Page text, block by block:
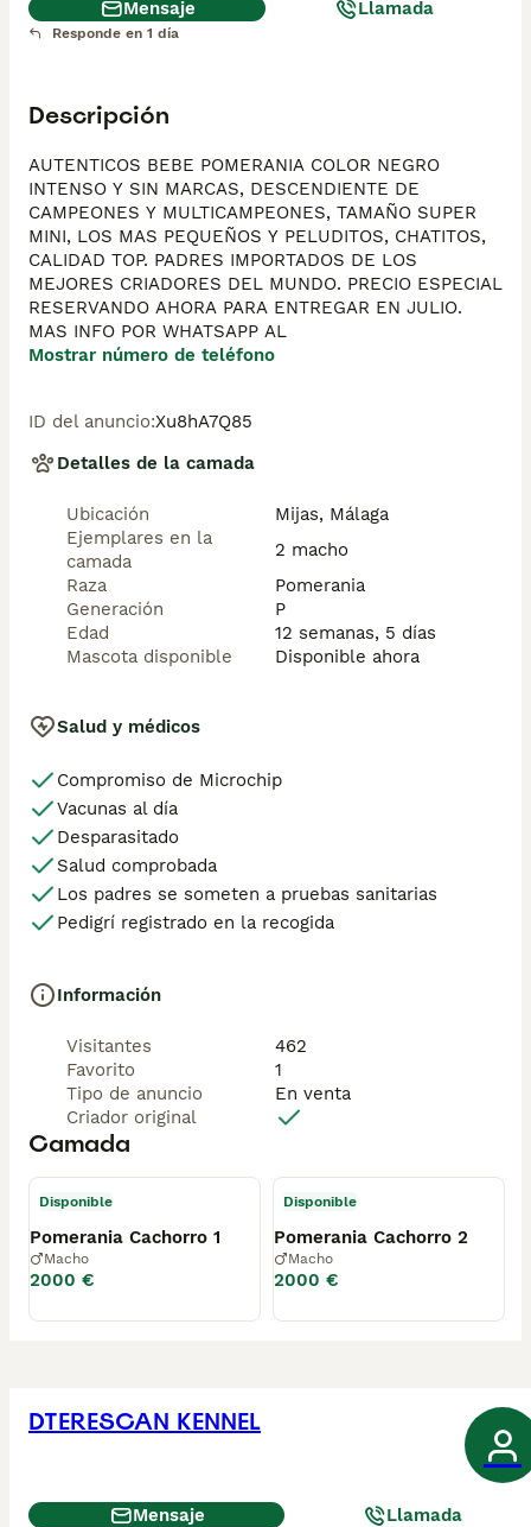
Mensaje Llamada
Responde en 1 día
Descripción
AUTENTICOS BEBE POMERANIA COLOR NEGRO
INTENSO Y SIN MARCAS, DESCENDIENTE DE
CAMPEONES Y MULTICAMPEONES, TAMAÑO SUPER
MINI, LOS MAS PEQUEÑOS Y PELUDITOS, CHATITOS,
CALIDAD TOP. PADRES IMPORTADOS DE LOS
MEJORES CRIADORES DEL MUNDO. PRECIO ESPECIAL
RESERVANDO AHORA PARA ENTREGAR EN JULIO.
Mostrar número de teléfono
ID del anuncio:Xu8hA7Q85
Detalles de la camada
Ubicación
Mijas, Málaga
Ejemplares en la
camada
2 macho
Raza
Pomerania
Generación
P
Edad
12 semanas, 5 días
Mascota disponible
Disponible ahora
Salud y médicos
Compromiso de Microchip
Vacunas al día
Desparasitado
Salud comprobada
Los padres se someten a pruebas sanitarias
Pedigrí registrado en la recogida
Información
Visitantes
462
Favorito
1
Tipo de anuncio
En venta
Criador original
Camada
Disponible
Pomerania Cachorro 1
Macho
2000 €
Disponible
Pomerania Cachorro 2
Macho
2000 €
DTERESCAN KENNEL
Mensaje Llamada